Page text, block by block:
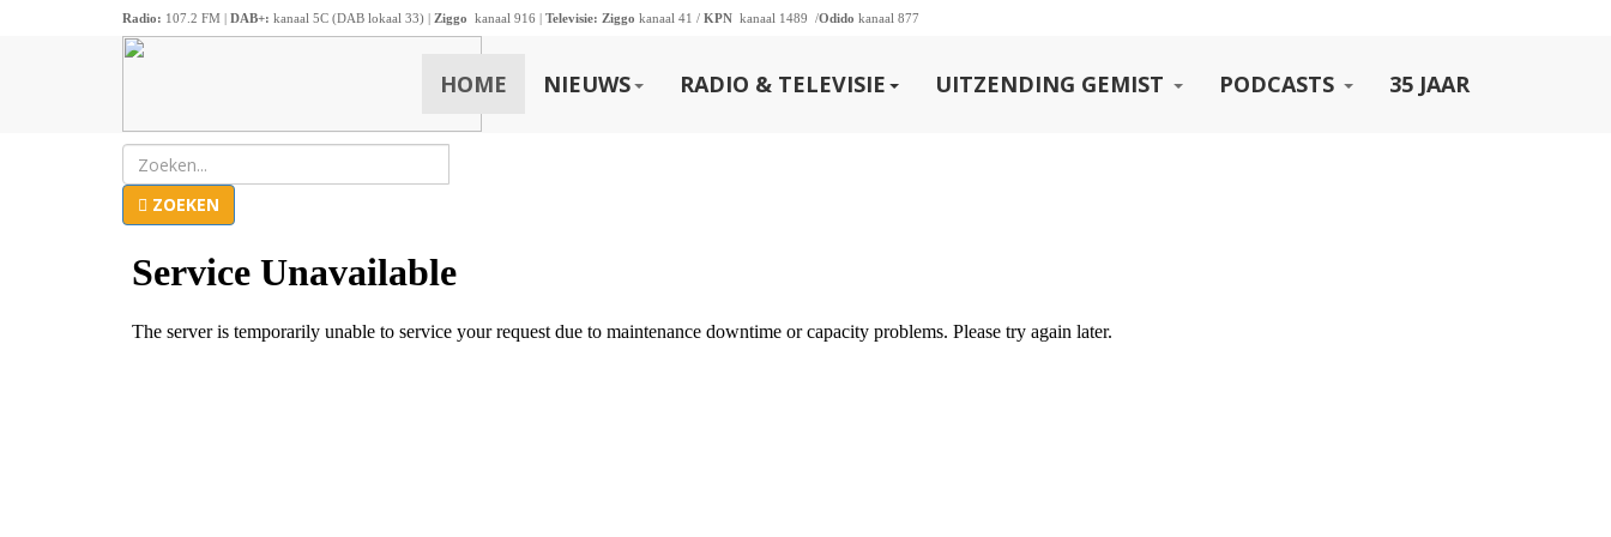
Radio: 107.2 FM | DAB+: kanaal 5C (DAB lokaal 33) | Ziggo kanaal 916 | Televisie: Ziggo kanaal 41 / KPN kanaal 1489 /Odido kanaal 877
HOME NIEUWS RADIO & TELEVISIE UITZENDING GEMIST PODCASTS 35 JAAR
ZOEKEN